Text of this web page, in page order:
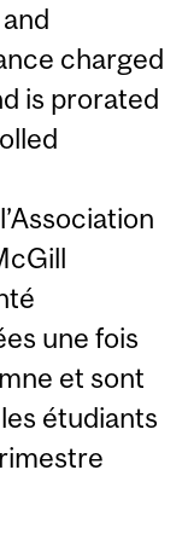
charged
is prorated
une fois
et sont
étudiants